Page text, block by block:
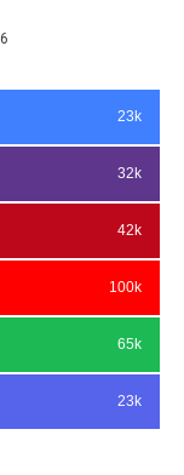
23k
32k
42k
100k
65k
23k